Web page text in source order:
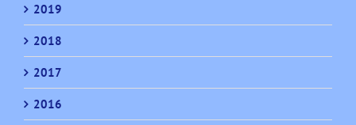
2019
2018
2017
2016